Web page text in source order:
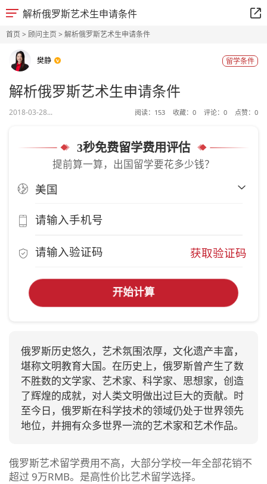
解析俄罗斯艺术生申请条件
首页> 顾问主页> 解析俄罗斯艺术生申请条件
樊静 留学条件
解析俄罗斯艺术生申请条件
2018-03-28... 阅读： 153 收藏： 0 评论： 0 点赞： 0
3秒免费留学费用评估
提前算一算，出国留学要花多少钱？
获取验证码
开始计算
俄罗斯历史悠久，艺术氛围浓厚，文化遗产丰富，
堪称文明教育大国。在历史上，俄罗斯曾产生了数
不胜数的文学家、艺术家、科学家、思想家，创造
了辉煌的成就，对人类文明做出过巨大的贡献。时
至今日，俄罗斯在科学技术的领域仍处于世界领先
地位，并拥有众多世界一流的艺术家和艺术作品。
俄罗斯艺术留学费用不高，大部分学校一年全部花销不
超过 9万RMB。是高性价比艺术留学选择。